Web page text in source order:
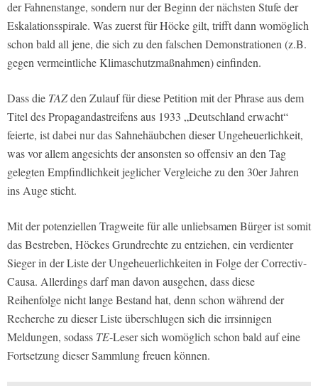
der Fahnenstange, sondern nur der Beginn der nächsten Stufe der
Eskalationsspirale. Was zuerst für Höcke gilt, trifft dann womöglich
schon bald all jene, die sich zu den falschen Demonstrationen (z.B.
gegen vermeintliche Klimaschutzmaßnahmen) einfinden.
Dass die TAZden Zulauf für diese Petition mit der Phrase aus dem
Titel des Propagandastreifens aus 1933 „Deutschland erwacht“
feierte, ist dabei nur das Sahnehäubchen dieser Ungeheuerlichkeit,
was vor allem angesichts der ansonsten so offensiv an den Tag
gelegten Empfindlichkeit jeglicher Vergleiche zu den 30er Jahren
ins Auge sticht.
Mit der potenziellen Tragweite für alle unliebsamen Bürger ist somit
das Bestreben, Höckes Grundrechte zu entziehen, ein verdienter
Sieger in der Liste der Ungeheuerlichkeiten in Folge der Correctiv-
Causa. Allerdings darf man davon ausgehen, dass diese
Reihenfolge nicht lange Bestand hat, denn schon während der
Recherche zu dieser Liste überschlugen sich die irrsinnigen
Meldungen, sodass TE-Leser sich womöglich schon bald auf eine
Fortsetzung dieser Sammlung freuen können.